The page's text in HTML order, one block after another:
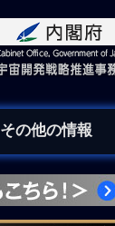
その他の情報